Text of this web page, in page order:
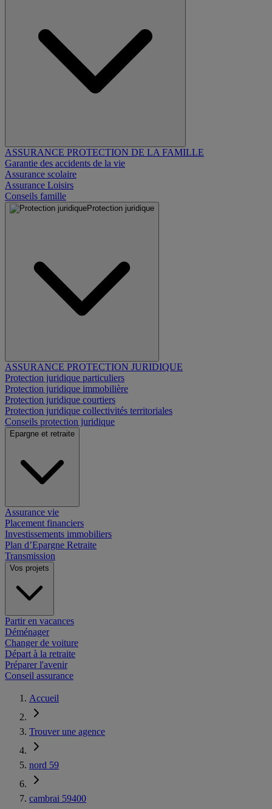
ASSURANCE PROTECTION DE LA FAMILLE
Garantie des accidents de la vie
Assurance scolaire
Assurance Loisirs
Conseils famille
Protection juridique
ASSURANCE PROTECTION JURIDIQUE
Protection juridique particuliers
Protection juridique immobilière
Protection juridique courtiers
Protection juridique collectivités territoriales
Conseils protection juridique
Epargne et retraite
Assurance vie
Placement financiers
Investissements immobiliers
Plan d’Epargne Retraite
Transmission
Vos projets
Partir en vacances
Déménager
Changer de voiture
Départ à la retraite
Préparer l'avenir
Conseil assurance
Accueil
Trouver une agence
nord 59
cambrai 59400